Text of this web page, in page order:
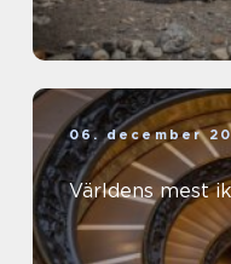
06. december
Världens mest